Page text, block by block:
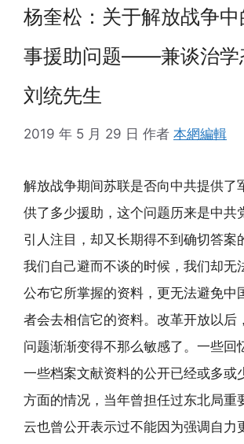
杨奎松：关于解放战争
事援助问题——兼谈治学
刘统先生
2019 年 5 月 29 日 作者 本網編輯
解放战争期间苏联是否向中共提供了
供了多少援助，这个问题历来是中共
引人注目，却又长期得不到确切答案
我们自己避而不谈的时候，我们却无
公布它所掌握的资料，更无法避免中
者会去相信它的资料。改革开放以后
问题渐渐变得不那么敏感了。一些回
一些档案文献资料的公开已经或多或
方面的情况，当年曾担任过东北局重
云也曾公开表示过不能因为强调自力